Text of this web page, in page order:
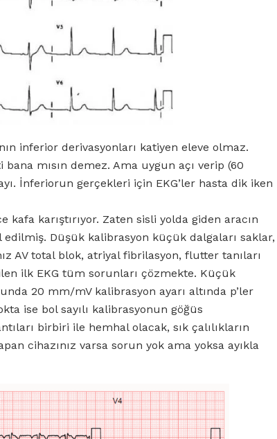
inferior derivasyonları katiyen eleve olmaz.
mısın demez. Ama uygun açı verip (60
İnferiorun gerçekleri için EKG’ler hasta dik iken
kafa karıştırıyor. Zaten sisli yolda giden aracın
edilmiş. Düşük kalibrasyon küçük dalgaları saklar,
AV total blok, atriyal fibrilasyon, flutter tanıları
ilk EKG tüm sorunları çözmekte. Küçük
20 mm/mV kalibrasyon ayarı altında p’ler
ise bol sayılı kalibrasyonun göğüs
birbiri ile hemhal olacak, sık çalılıkların
cihazınız varsa sorun yok ama yoksa ayıkla